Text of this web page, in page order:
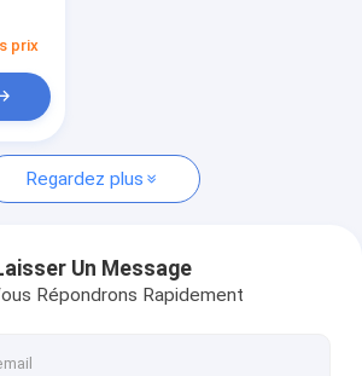
prix
Regardez plus
Un Message
Répondrons Rapidement